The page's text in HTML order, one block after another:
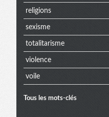
religions
sexisme
totalitarisme
violence
voile
Tous les mots-clés